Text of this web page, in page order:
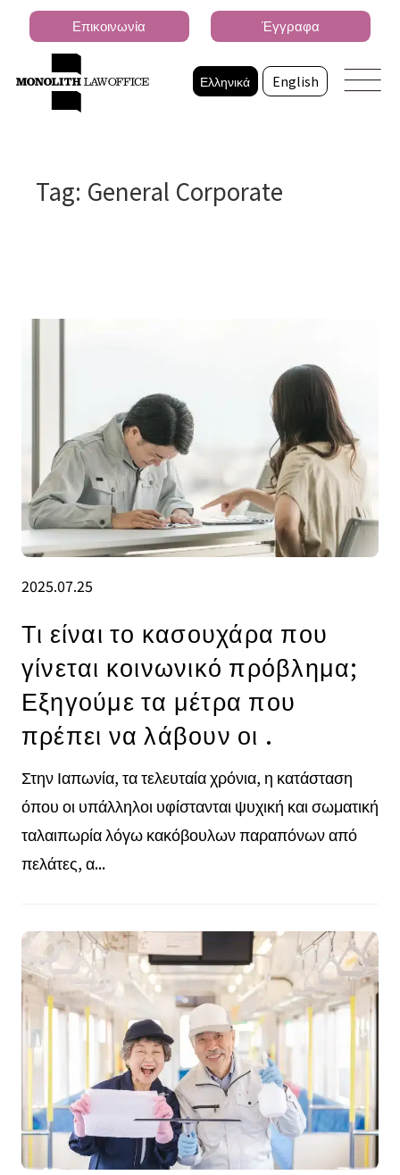
Ελληνικά English
Επικοινωνία Έγγραφα
Tag: General Corporate
2025.07.25
Τι είναι το κασουχάρα που
γίνεται κοινωνικό πρόβλημα;
Εξηγούμε τα μέτρα που
πρέπει να λάβουν οι .
Στην Ιαπωνία, τα τελευταία χρόνια, η κατάσταση
όπου οι υπάλληλοι υφίστανται ψυχική και σωματική
ταλαιπωρία λόγω κακόβουλων παραπόνων από
πελάτες, α...